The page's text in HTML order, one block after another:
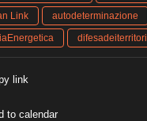
Link
autodeterminazione
difesadeiterritori
link
to calendar